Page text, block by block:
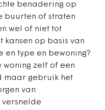
benadering op
buurten of straten
wel of niet tot
kansen op basis van
en type en bewoning?
zelf of een
maar gebruik het
van
versnelde